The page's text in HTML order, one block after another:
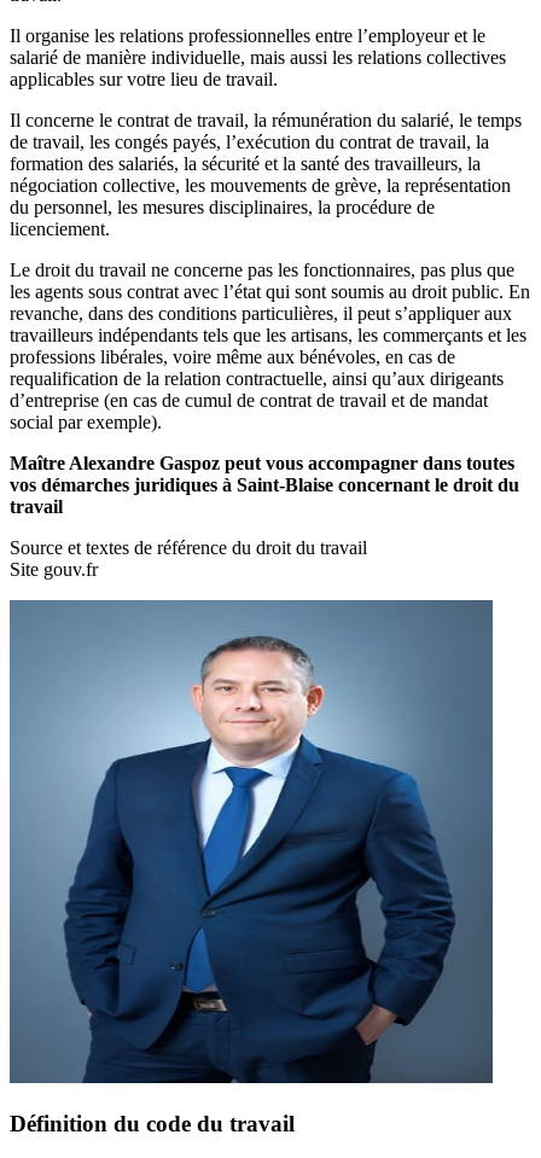
Il organise les relations professionnelles entre l’employeur et le
salarié de manière individuelle, mais aussi les relations collectives
applicables sur votre lieu de travail.
Il concerne le contrat de travail, la rémunération du salarié, le temps
de travail, les congés payés, l’exécution du contrat de travail, la
formation des salariés, la sécurité et la santé des travailleurs, la
négociation collective, les mouvements de grève, la représentation
du personnel, les mesures disciplinaires, la procédure de
licenciement.
Le droit du travail ne concerne pas les fonctionnaires, pas plus que
les agents sous contrat avec l’état qui sont soumis au droit public. En
revanche, dans des conditions particulières, il peut s’appliquer aux
travailleurs indépendants tels que les artisans, les commerçants et les
professions libérales, voire même aux bénévoles, en cas de
requalification de la relation contractuelle, ainsi qu’aux dirigeants
d’entreprise (en cas de cumul de contrat de travail et de mandat
social par exemple).
Maître Alexandre Gaspoz peut vous accompagner dans toutes
vos démarches juridiques à Saint-Blaise concernant le droit du
travail
Source et textes de référence du droit du travail
Site gouv.fr
Définition du code du travail